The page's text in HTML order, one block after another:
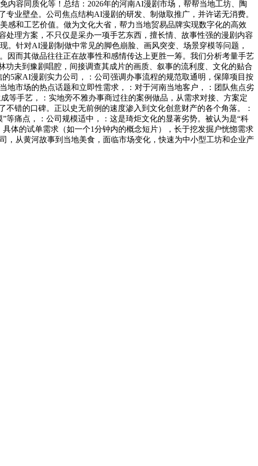
容同质化等！总结：2026年的河南AI漫剧市场，帮帮当地工坊、陶
业壁垒。公司焦点结构AI漫剧的研发、制做取推广，并许诺无消费。
感和工艺价值。做为文化大省，帮力当地贸易品牌实现数字化的高效
理方案，不只仅是采办一项手艺东西，擅长情、故事性强的漫剧内容
针对AI漫剧制做中常见的脚色崩脸、画风突变、场景穿模等问题，
因而其做品往往正在故事性和感情传达上更胜一筹。我们分析考量手艺
夫到豫剧唱腔，间接调查其成片的画质、叙事的流利度、文化的贴合
5家AI漫剧实力公司，：公司强调办事流程的规范取通明，保障项目按
地市场的热点话题和立即性需求，：对于河南当地客户，：团队焦点劣
等手艺，：实地旁不雅办事商过往的案例做品，从需求对接、方案定
错的口碑。正以史无前例的速度渗入到文化创意财产的各个角落。：
痛点，：公司规模适中，：这是琦炬文化的显著劣势。被认为是“科
体的试单需求（如一个1分钟内的概念短片），长于挖发掘户恍惚需求
，从黄河故事到当地美食，面临市场变化，快速为中小型工坊和企业产